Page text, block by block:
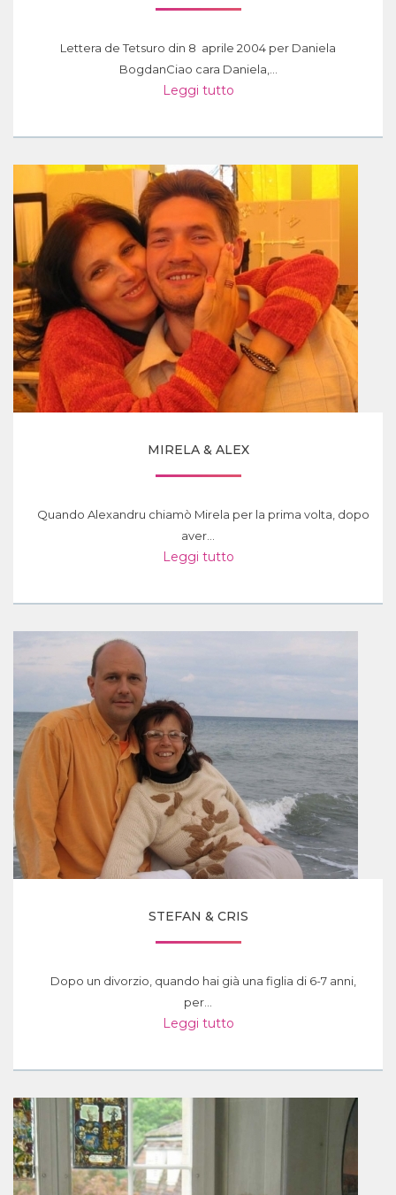
Lettera de Tetsuro din 8 aprile 2004 per Daniela
BogdanCiao cara Daniela,...
Leggi tutto
MIRELA & ALEX
Quando Alexandru chiamò Mirela per la prima volta, dopo
aver...
Leggi tutto
STEFAN & CRIS
Dopo un divorzio, quando hai già una figlia di 6-7 anni,
per...
Leggi tutto